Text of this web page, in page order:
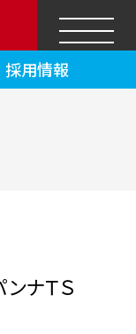
採用情報
ンナＴＳ